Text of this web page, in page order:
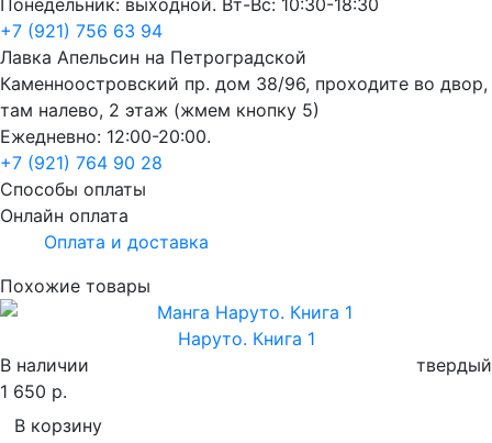
+7 (921) 756 63 94
Лавка Апельсин на Петроградской
Каменноостровский пр. дом 38/96, проходите во двор,
там налево, 2 этаж (жмем кнопку 5)
Ежедневно: 12:00-20:00.
+7 (921) 764 90 28
Способы оплаты
Онлайн оплата
Оплата и доставка
Похожие товары
Наруто. Книга 1
В наличии
твердый
1 650 р.
В корзину